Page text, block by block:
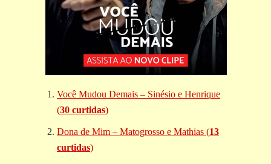
Você Mudou Demais – Sinésio e Henrique
(30 curtidas)
Dona de Mim – Matogrosso e Mathias (13
curtidas)